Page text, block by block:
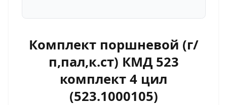
Комплект поршневой (г/
п,пал,к.ст) КМД 523
комплект 4 цил
(523.1000105)